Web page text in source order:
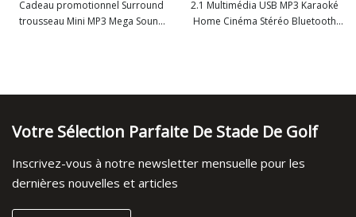
Cadeau promotionnel Surround
trousseau Mini MP3 Mega Sound
2.1 Multimédia USB MP3 Karaoké
Home Cinéma Stéréo Bluetooth
Votre Sélection Parfaite De Stade De Golf
Inscrivez-vous à notre newsletter mensuelle pour les
dernières nouvelles et articles